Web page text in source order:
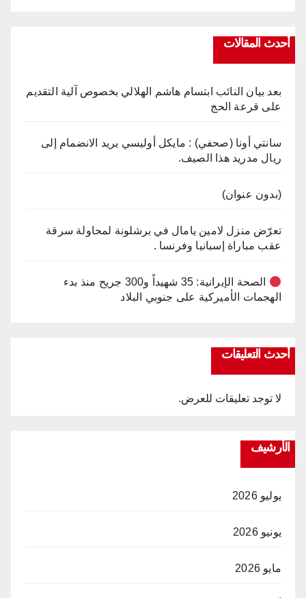
أحدث المقالات
بعد بيان النائب ابتسام هاشم الهلالي بخصوص آلية التقديم
على قرعة الحج
سانتي أونا (صحفي) : مايكل أوليسي يريد الانضمام إلى
ريال مدريد هذا الصيف.
(بدون عنوان)
تعرّض منزل لامين يامال في برشلونة لمحاولة سرقة
عقب مباراة إسبانيا وفرنسا .
الصحة الإيرانية: 35 شهيداً و300 جريح منذ بدء
الهجمات الأميركية على جنوبي البلاد
أحدث التعليقات
لا توجد تعليقات للعرض.
الأرشيف
يوليو 2026
يونيو 2026
مايو 2026